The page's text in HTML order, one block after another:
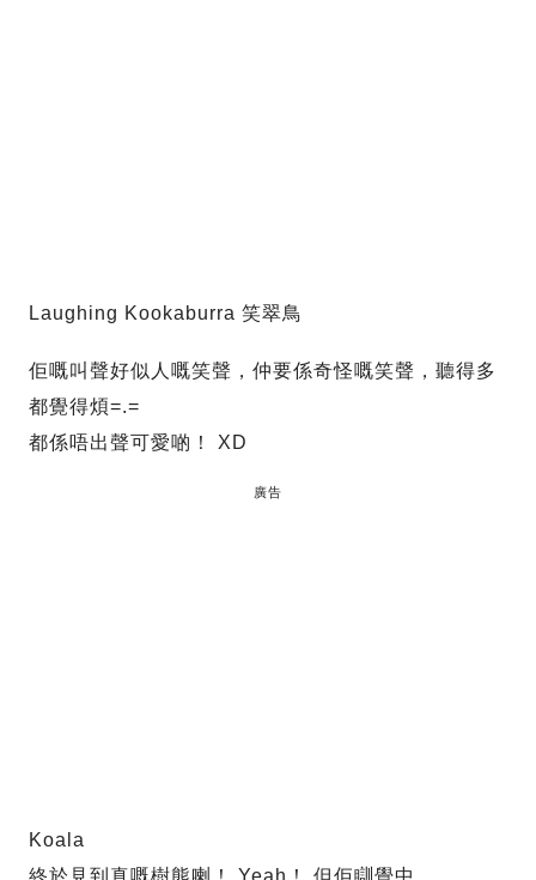
Laughing Kookaburra 笑翠鳥
佢嘅叫聲好似人嘅笑聲，仲要係奇怪嘅笑聲，聽得多
都覺得煩=.=
都係唔出聲可愛啲！ XD
廣告
Koala
終於見到真嘅樹熊喇！ Yeah！ 但佢瞓覺中……